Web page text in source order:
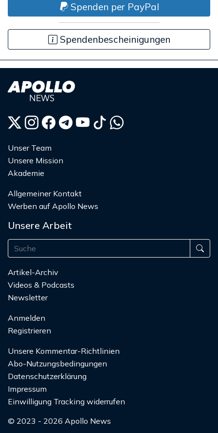
Spenden per PayPal
Spendenbescheinigungen
Unser Team
Unsere Mission
Akademie
Allgemeiner Kontakt
Werben auf Apollo News
Unsere Arbeit
Artikel-Archiv
Videos & Podcasts
Newsletter
Anmelden
Registrieren
Unsere Kommentar-Richtlinien
Abo-Nutzungsbedingungen
Datenschutzerklärung
Impressum
Einwilligung Tracking widerrufen
© 2023 - 2026 Apollo News